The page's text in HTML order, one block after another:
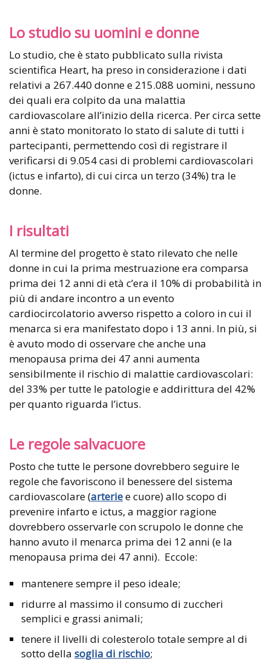
Lo studio su uomini e donne
Lo studio, che è stato pubblicato sulla rivista
scientifica Heart, ha preso in considerazione i dati
relativi a 267.440 donne e 215.088 uomini, nessuno
dei quali era colpito da una malattia
cardiovascolare all’inizio della ricerca. Per circa sette
anni è stato monitorato lo stato di salute di tutti i
partecipanti, permettendo così di registrare il
verificarsi di 9.054 casi di problemi cardiovascolari
(ictus e infarto), di cui circa un terzo (34%) tra le
donne.
I risultati
Al termine del progetto è stato rilevato che nelle
donne in cui la prima mestruazione era comparsa
prima dei 12 anni di età c’era il 10% di probabilità in
più di andare incontro a un evento
cardiocircolatorio avverso rispetto a coloro in cui il
menarca si era manifestato dopo i 13 anni. In più, si
è avuto modo di osservare che anche una
menopausa prima dei 47 anni aumenta
sensibilmente il rischio di malattie cardiovascolari:
del 33% per tutte le patologie e addirittura del 42%
per quanto riguarda l’ictus.
Le regole salvacuore
Posto che tutte le persone dovrebbero seguire le
regole che favoriscono il benessere del sistema
cardiovascolare (arteriee cuore) allo scopo di
prevenire infarto e ictus, a maggior ragione
dovrebbero osservarle con scrupolo le donne che
hanno avuto il menarca prima dei 12 anni (e la
menopausa prima dei 47 anni). Eccole:
mantenere sempre il peso ideale;
ridurre al massimo il consumo di zuccheri
semplici e grassi animali;
tenere il livelli di colesterolo totale sempre al di
sotto della soglia di rischio;